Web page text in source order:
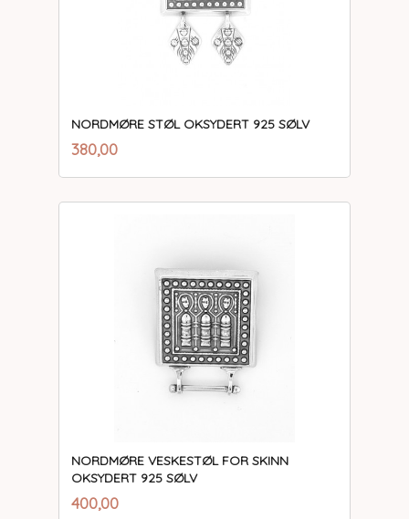
NORDMØRE STØL OKSYDERT 925 SØLV
Pris
380,00mva.
NORDMØRE VESKESTØL FOR SKINN
OKSYDERT 925 SØLV
Pris
400,00mva.